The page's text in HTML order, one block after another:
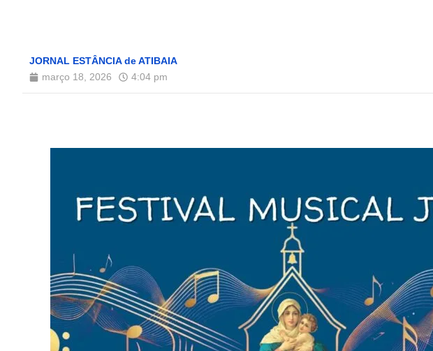
JORNAL ESTÂNCIA de ATIBAIA
março 18, 2026
4:04 pm